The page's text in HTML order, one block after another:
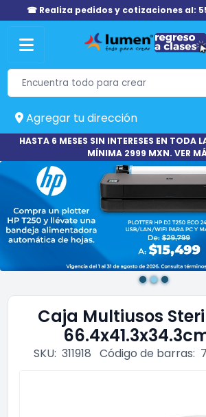
☎ Realiza pedidos y cotizaciones al:
Agregar tu dirección
HASTA 6 MESES SIN INTERESES EN TODA
MÍNIMA 2999 MXN. VER
Caja Multiusos
SKU: 311918 Código de barras: